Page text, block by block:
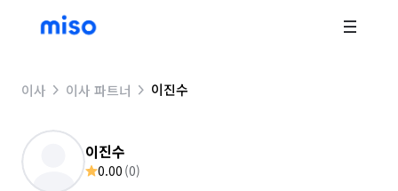
이사 이사 파트너 이진수
이진수
0.00 (0)